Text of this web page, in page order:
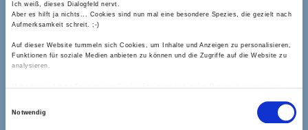
Ich weiß, dieses Dialogfeld nervt.
Aber es hilft ja nichts... Cookies sind nun mal eine besondere Spezies, die gezielt nach
Aufmerksamkeit schreit. ;-)
Auf dieser Website tummeln sich Cookies, um Inhalte und Anzeigen zu personalisieren,
Funktionen für soziale Medien anbieten zu können und die Zugriffe auf die Website zu
analysieren.
Notwendig
READ MOREREAD MORE
KOSTENLOSES E-BOOK MIT 3 SOFORT
ANWENDBAREN TIPPS GEGEN DEINEN STRESS!